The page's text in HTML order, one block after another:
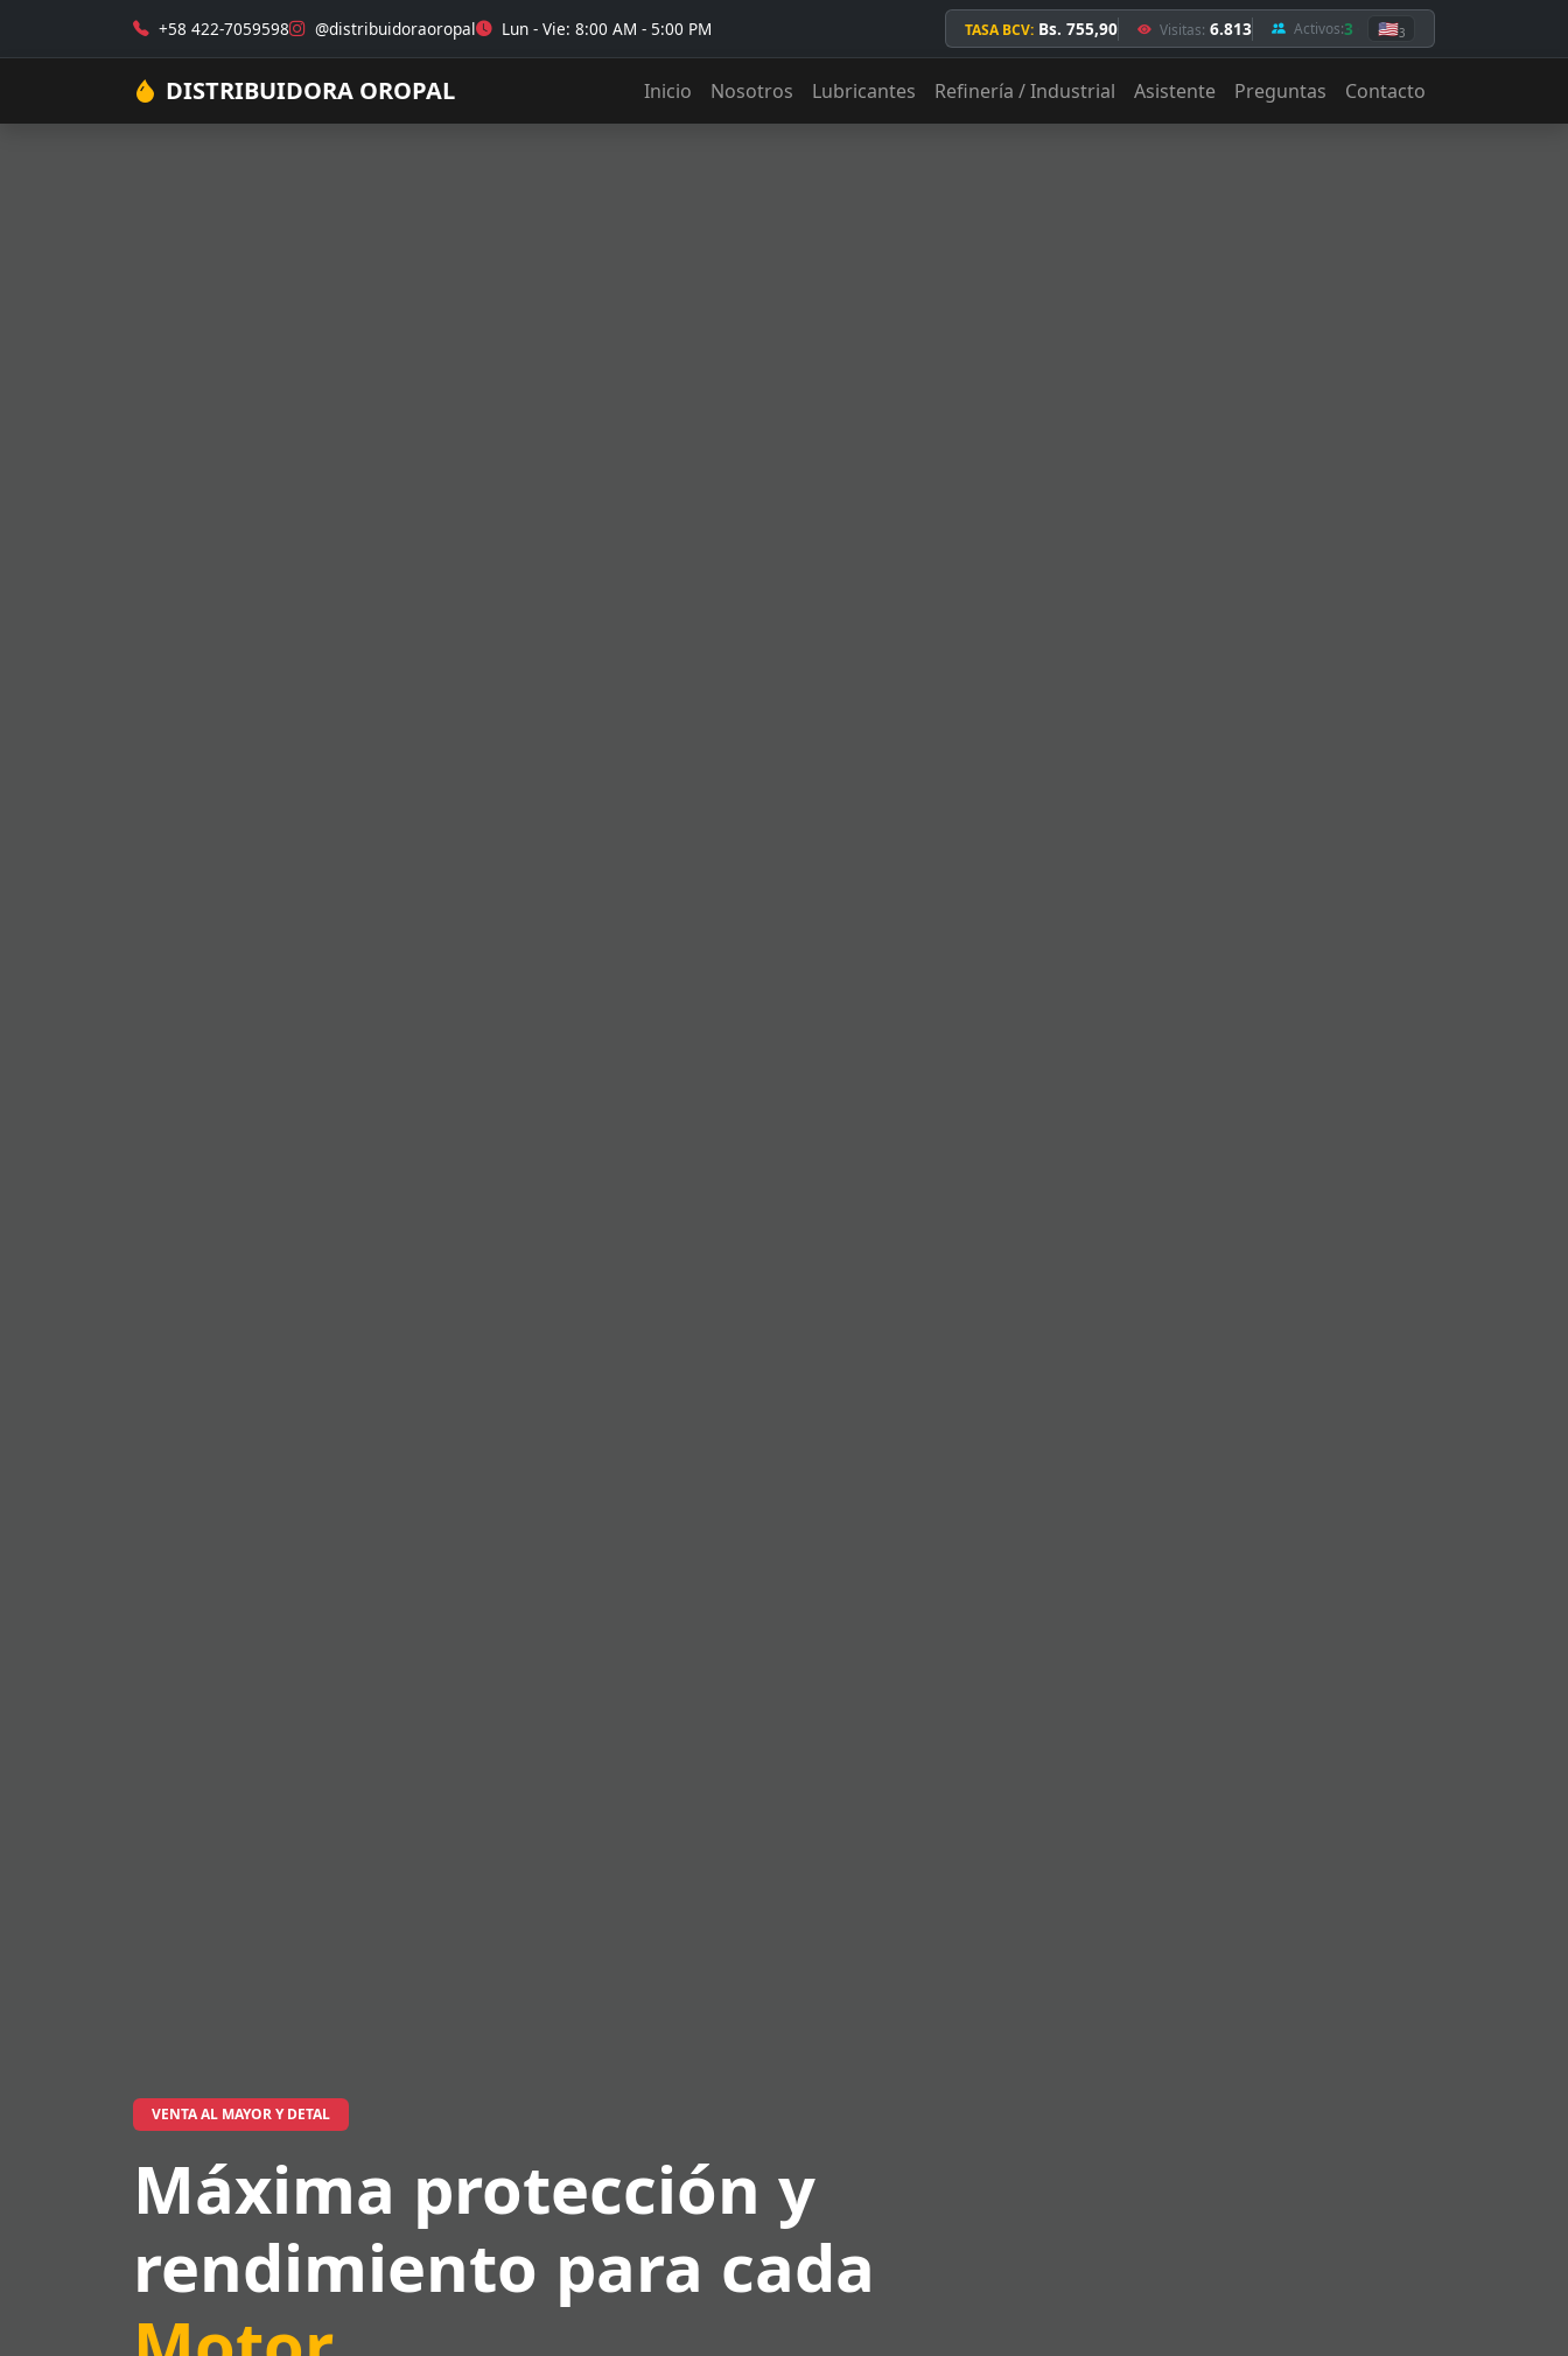
+58 422-7059598 @distribuidoraoropal Lun - Vie: 8:00 AM - 5:00 PM TASA BCV: Bs. 755,90 Visitas: 6.813 Activos:3 🇺🇸3
DISTRIBUIDORA OROPAL Inicio Nosotros Lubricantes Refinería / Industrial Asistente Preguntas Contacto
VENTA AL MAYOR Y DETAL
Máxima protección y
rendimiento para cada